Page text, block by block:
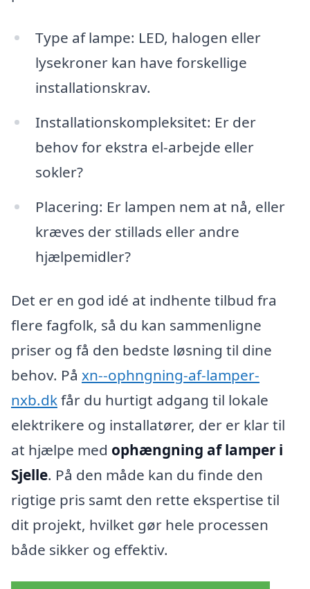
Type af lampe: LED, halogen eller
lysekroner kan have forskellige
installationskrav.
Installationskompleksitet: Er der
behov for ekstra el-arbejde eller
sokler?
Placering: Er lampen nem at nå, eller
kræves der stillads eller andre
hjælpemidler?
Det er en god idé at indhente tilbud fra
flere fagfolk, så du kan sammenligne
priser og få den bedste løsning til dine
behov. På xn--ophngning-af-lamper-
nxb.dkfår du hurtigt adgang til lokale
elektrikere og installatører, der er klar til
at hjælpe med ophængning af lamper i
Sjelle. På den måde kan du finde den
rigtige pris samt den rette ekspertise til
dit projekt, hvilket gør hele processen
både sikker og effektiv.